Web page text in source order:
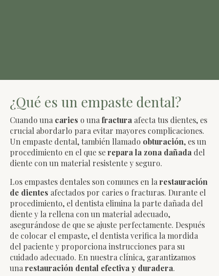
¿Qué es un empaste dental?
Cuando una caries o una fractura afecta tus dientes, es
crucial abordarlo para evitar mayores complicaciones.
Un empaste dental, también llamado obturación, es un
procedimiento en el que serepara la zona dañada del
diente con un material resistente y seguro.
Los empastes dentales son comunes en la restauración
de dientes afectados por caries o fracturas. Durante el
procedimiento, el dentista elimina la parte dañada del
diente y la rellena con un material adecuado,
asegurándose de que se ajuste perfectamente. Después
de colocar el empaste, el dentista verifica la mordida
del paciente y proporciona instrucciones para su
cuidado adecuado. En nuestra clínica, garantizamos
una restauración dental efectiva y duradera.